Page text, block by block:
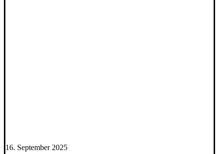
16. September 2025